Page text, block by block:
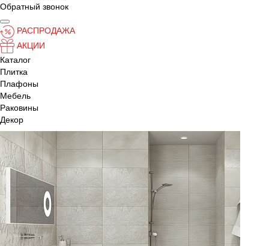
Обратный звонок
РАСПРОДАЖА
АКЦИИ
Каталог
Плитка
Плафоны
Мебель
Раковины
Декор